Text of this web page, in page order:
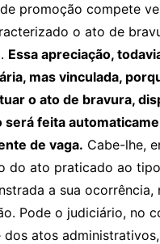
promoção compete
o ato de
Essa apreciação,
mas vinculada,
o ato de bravura,
será feita
de vaga. Cabe-lhe,
do ato praticado ao
a sua ocorrência,
Pode o judiciário, no
dos atos